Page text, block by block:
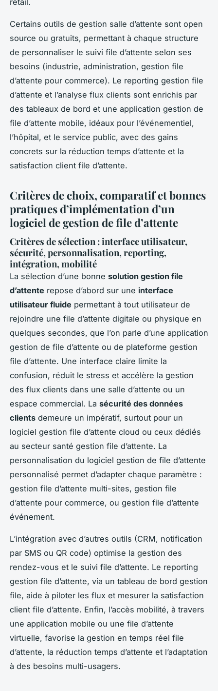
Certains outils de gestion salle d’attente sont open
source ou gratuits, permettant à chaque structure
de personnaliser le suivi file d’attente selon ses
besoins (industrie, administration, gestion file
d’attente pour commerce). Le reporting gestion file
d’attente et l’analyse flux clients sont enrichis par
des tableaux de bord et une application gestion de
file d’attente mobile, idéaux pour l’événementiel,
l’hôpital, et le service public, avec des gains
concrets sur la réduction temps d’attente et la
satisfaction client file d’attente.
Critères de choix, comparatif et bonnes
pratiques d’implémentation d’un
logiciel de gestion de file d’attente
Critères de sélection : interface utilisateur,
sécurité, personnalisation, reporting,
intégration, mobilité
La sélection d’une bonne solution gestion file
d’attente repose d’abord sur une interface
utilisateur fluide permettant à tout utilisateur de
rejoindre une file d’attente digitale ou physique en
quelques secondes, que l’on parle d’une application
gestion de file d’attente ou de plateforme gestion
file d’attente. Une interface claire limite la
confusion, réduit le stress et accélère la gestion
des flux clients dans une salle d’attente ou un
espace commercial. La sécurité des données
clients demeure un impératif, surtout pour un
logiciel gestion file d’attente cloud ou ceux dédiés
au secteur santé gestion file d’attente. La
personnalisation du logiciel gestion de file d’attente
personnalisé permet d’adapter chaque paramètre :
gestion file d’attente multi-sites, gestion file
d’attente pour commerce, ou gestion file d’attente
événement.
L’intégration avec d’autres outils (CRM, notification
par SMS ou QR code) optimise la gestion des
rendez-vous et le suivi file d’attente. Le reporting
gestion file d’attente, via un tableau de bord gestion
file, aide à piloter les flux et mesurer la satisfaction
client file d’attente. Enfin, l’accès mobilité, à travers
une application mobile ou une file d’attente
virtuelle, favorise la gestion en temps réel file
d’attente, la réduction temps d’attente et l’adaptation
à des besoins multi-usagers.